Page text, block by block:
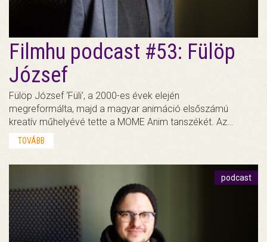
Filmhu podcast #53: Fülöp
József
Fülöp József ‘Füli’, a 2000-es évek elején
megreformálta, majd a magyar animáció elsőszámú
kreatív műhelyévé tette a MOME Anim tanszékét. Az…
TOVÁBB
podcast